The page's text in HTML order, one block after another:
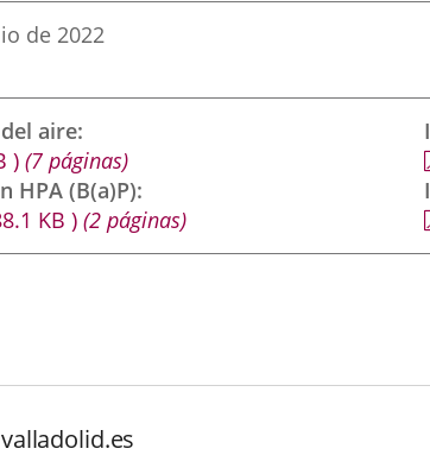
de 2022
aire
)(7 páginas)
HPA (B(a)P)
KB )(2 páginas)
valladolid.es